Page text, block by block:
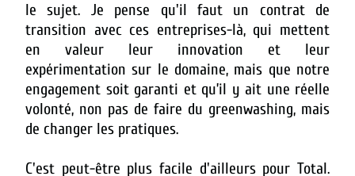
le sujet. Je pense qu'il faut un contrat de
transition avec ces entreprises-là, qui mettent
en valeur leur innovation et leur
expérimentation sur le domaine, mais que notre
engagement soit garanti et qu’il y ait une réelle
volonté, non pas de faire du greenwashing, mais
de changer les pratiques.
C'est peut-être plus facile d'ailleurs pour Total.